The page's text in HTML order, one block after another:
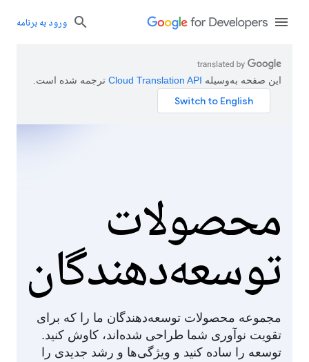
ورود به برنامه
این صفحه به‌وسیله ترجمه شده است.
محصولات
توسعه‌دهندگان
مجموعه محصولات توسعه‌دهندگان ما را که برای
تقویت نوآوری شما طراحی شده‌اند، کاوش کنید.
توسعه را ساده کنید و ویژگی‌ها و رشد جدیدی را